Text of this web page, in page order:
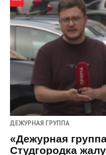
ДЕЖУРНАЯ ГРУППА
«Дежурная
Студгородка